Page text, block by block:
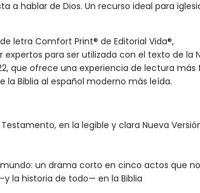
a hablar de Dios. Un recurso ideal para
letra Comfort Print® de Editorial Vida®,
para ser utilizada con el texto de la
que ofrece una experiencia de lectura más
Biblia al español moderno más leída.
en la legible y clara Nueva
un drama corto en cinco actos que
la historia de todo— en la Biblia